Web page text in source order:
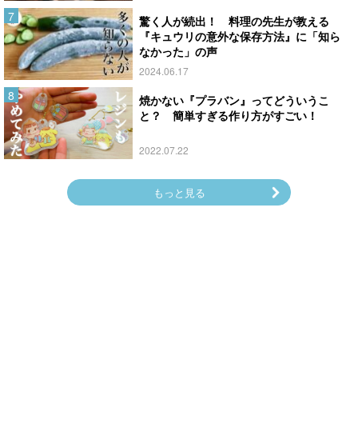
驚く人が続出！ 料理の先生が教える
『キュウリの意外な保存方法』に「知ら
なかった」の声
2024.06.17
焼かない『プラバン』ってどういうこ
と？ 簡単すぎる作り方がすごい！
2022.07.22
もっと見る